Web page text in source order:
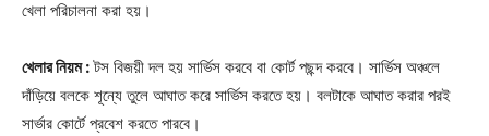
Champs21
খেলা পরিচালনা করা হয়।
খেলার নিয়ম :টস বিজয়ী দল হয় সার্ভিস করবে বা কোর্ট পছন্দ করবে। সার্ভিস অঞ্চলে
দাঁড়িয়ে বলকে শূন্যে তুলে আঘাত করে সার্ভিস করতে হয়। বলটাকে আঘাত করার পরই
সার্ভার কোর্টে প্রবেশ করতে পারবে।